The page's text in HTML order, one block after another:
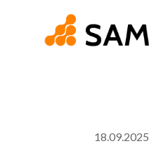
18.09.2025